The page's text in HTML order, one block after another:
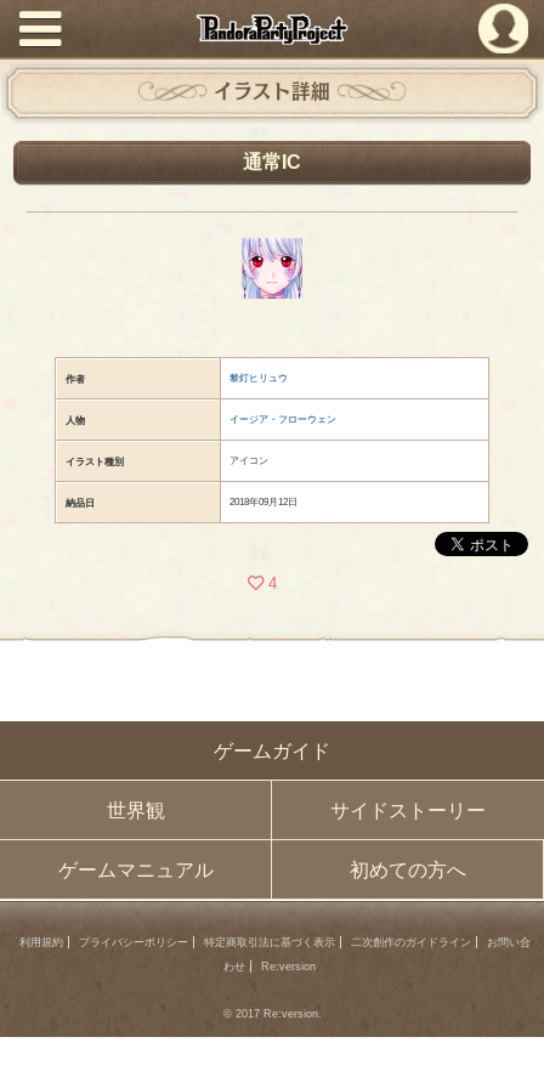
PandoraPartyProject
ゲームガイド
世界観 サイドストーリー
ゲームマニュアル 初めての方へ
イラスト詳細
通常IC
作者 黎灯ヒリュウ
人物 イージア・フローウェン
イラスト種別 アイコン
納品日 2018年09月12日
4
利用規約 プライバシーポリシー 特定商取引法に基づく表示 二次創作のガイドライン
お問い合
わせ
Re:version
© 2017 Re:version.